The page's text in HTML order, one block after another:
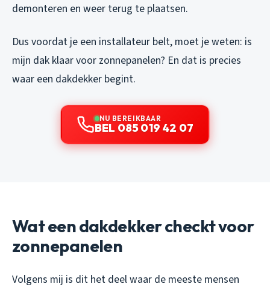
demonteren en weer terug te plaatsen.
Dus voordat je een installateur belt, moet je weten: is
mijn dak klaar voor zonnepanelen? En dat is precies
waar een dakdekker begint.
NU BEREIKBAAR
BEL 085 019 42 07
Wat een dakdekker checkt voor
zonnepanelen
Volgens mij is dit het deel waar de meeste mensen